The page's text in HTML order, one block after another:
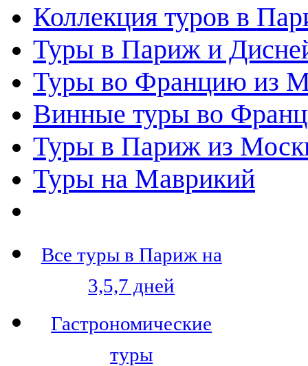
Коллекция туров в
Туры в Париж и
Туры во Францию из
Винные туры во
Туры в Париж из
Туры на Маврикий
Все туры в Париж на
3,5,7 дней
Гастрономические
туры